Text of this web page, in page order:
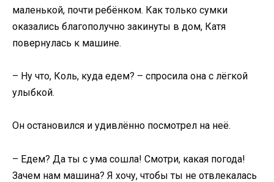
маленькой, почти ребёнком. Как только сумки
оказались благополучно закинуты в дом, Катя
повернулась к машине.
– Ну что, Коль, куда едем? – спросила она с лёгкой
улыбкой.
Он остановился и удивлённо посмотрел на неё.
– Едем? Да ты с ума сошла! Смотри, какая погода!
Зачем нам машина? Я хочу, чтобы ты не отвлекалась